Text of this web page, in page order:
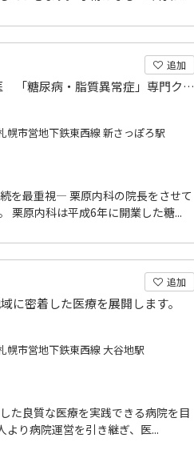
追加
日本糖尿病学会認定 糖尿病専門医 「糖尿病・脂質異常症」専門クリニック
市営地下鉄東西線 新さっぽろ駅
を最重視― 栗原内科の院長をさせて
栗原内科は平成6年に開業した糖...
追加
に密着した医療を展開します。
市営地下鉄東西線 大谷地駅
た良質な医療を実践できる病院を目
り病院運営を引き継ぎ、医...